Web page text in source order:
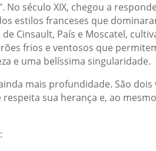
No século XIX, chegou a
estilos franceses que
Cinsault, País e Moscatel,
frios e ventosos que
e uma belíssima singularidade.
mais profundidade. São
sua herança e, ao